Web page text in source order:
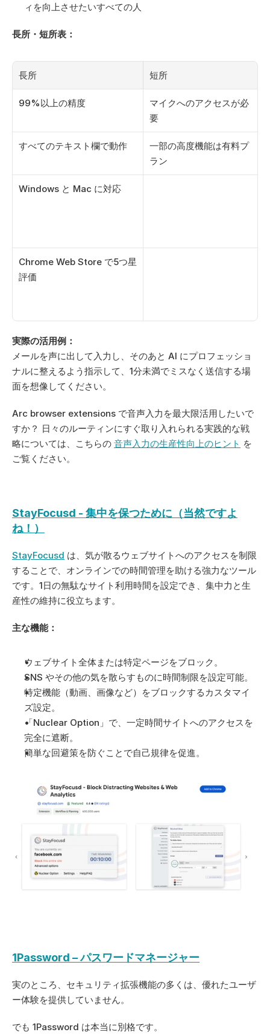
ィを向上させたいすべての人
長所・短所表：
長所 短所
99%以上の精度
マイクへのアクセスが必
要
すべてのテキスト欄で動作
一部の高度機能は有料プ
ラン
Windows と Mac に対応
Chrome Web Store で5つ星
評価
実際の活用例：
メールを声に出して入力し、そのあと AI にプロフェッショ
ナルに整えるよう指示して、1分未満でミスなく送信する場
面を想像してください。
Arc browser extensions で音声入力を最大限活用したいで
すか？ 日々のルーティンにすぐ取り入れられる実践的な戦
略については、こちらの 音声入力の生産性向上のヒント を
ご覧ください。
StayFocusd - 集中を保つために（当然ですよ
ね！）
StayFocusd は、気が散るウェブサイトへのアクセスを制限
することで、オンラインでの時間管理を助ける強力なツール
です。1日の無駄なサイト利用時間を設定でき、集中力と生
産性の維持に役立ちます。
主な機能：
ウェブサイト全体または特定ページをブロック。
SNS やその他の気を散らすものに時間制限を設定可能。
特定機能（動画、画像など）をブロックするカスタマイ
ズ設定。
「Nuclear Option」で、一定時間サイトへのアクセスを
完全に遮断。
簡単な回避策を防ぐことで自己規律を促進。
1Password – パスワードマネージャー
実のところ、セキュリティ拡張機能の多くは、優れたユーザ
ー体験を提供していません。
でも 1Password は本当に別格です。